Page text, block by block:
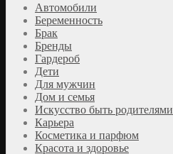
Автомобили
Беременность
Брак
Бренды
Гардероб
Дети
Для мужчин
Дом и семья
Искусство быть родителями
Карьера
Косметика и парфюм
Красота и здоровье